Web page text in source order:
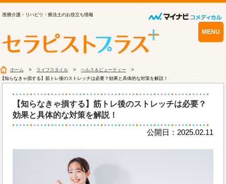
医療介護・リハビリ・療法士のお役立ち情報
MENU
ホーム ライフスタイル
ヘルス＆ビューティー
【知らなきゃ損する】筋トレ後のストレッチは必要？効果と具体的な対策を解説！
【知らなきゃ損する】筋トレ後のストレッチは必要？
効果と具体的な対策を解説！
公開日：2025.02.11